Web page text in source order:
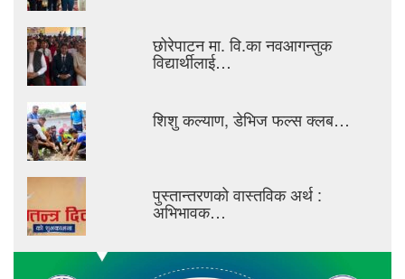
छोरेपाटन मा. वि.का नवआगन्तुक
विद्यार्थीलाई…
शिशु कल्याण, डेभिज फल्स क्लब…
पुस्तान्तरणको वास्तविक अर्थ :
अभिभावक…